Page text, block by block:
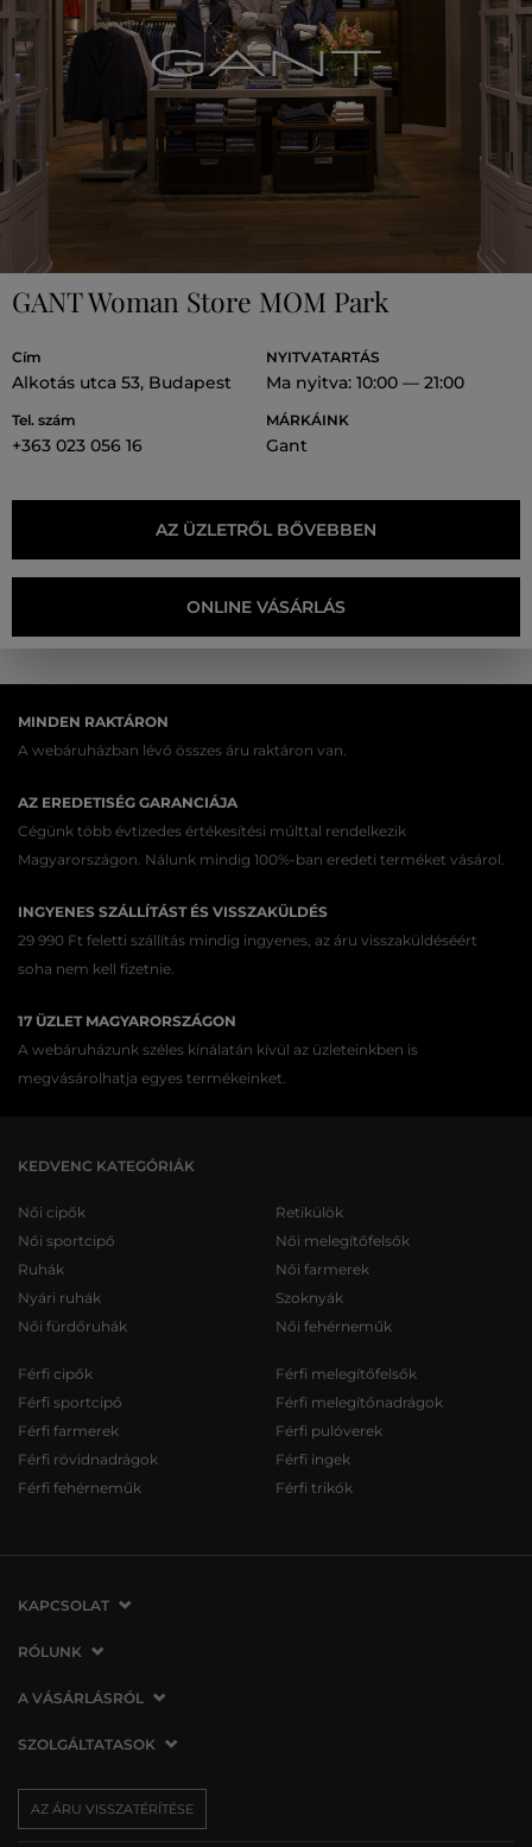
GANT Woman Store MOM Park
Cím
Alkotás utca 53, Budapest
Tel. szám
+363 023 056 16
NYITVATARTÁS
Ma nyitva: 10:00 — 21:00
MÁRKÁINK
Gant
AZ ÜZLETRŐL BŐVEBBEN
ONLINE VÁSÁRLÁS
MINDEN RAKTÁRON
A webáruházban lévő összes áru raktáron van.
AZ EREDETISÉG GARANCIÁJA
Cégünk több évtizedes értékesítési múlttal rendelkezik
Magyarországon. Nálunk mindig 100%-ban eredeti terméket vásárol.
INGYENES SZÁLLÍTÁST ÉS VISSZAKÜLDÉS
29 990 Ft feletti szállítás mindig ingyenes, az áru visszaküldéséért
soha nem kell fizetnie.
17 ÜZLET MAGYARORSZÁGON
A webáruházunk széles kínálatán kívül az üzleteinkben is
megvásárolhatja egyes termékeinket.
KEDVENC KATEGÓRIÁK
Női cipők
Női sportcipő
Ruhák
Nyári ruhák
Női fürdőruhák
Retikülök
Női melegítőfelsők
Női farmerek
Szoknyák
Női fehérneműk
Férfi cipők
Férfi sportcipő
Férfi farmerek
Férfi rövidnadrágok
Férfi fehérneműk
Férfi melegítőfelsők
Férfi melegítőnadrágok
Férfi pulóverek
Férfi ingek
Férfi trikók
KAPCSOLAT
VERMONT Services Slovakia s. r. o.
821 07 Bratislava
Szlovákia
info@vermont.hu
RÓLUNK
Cégünkről
Üzleteink
Sajtó
A VÁSÁRLÁSRÓL
A vásárlás menete
Az áru visszatérítése/visszáru
Panaszok
SZOLGÁLTATASOK
Szállítás és fizetés
Ajándékutalványok
AZ ÁRU VISSZATÉRÍTÉSE